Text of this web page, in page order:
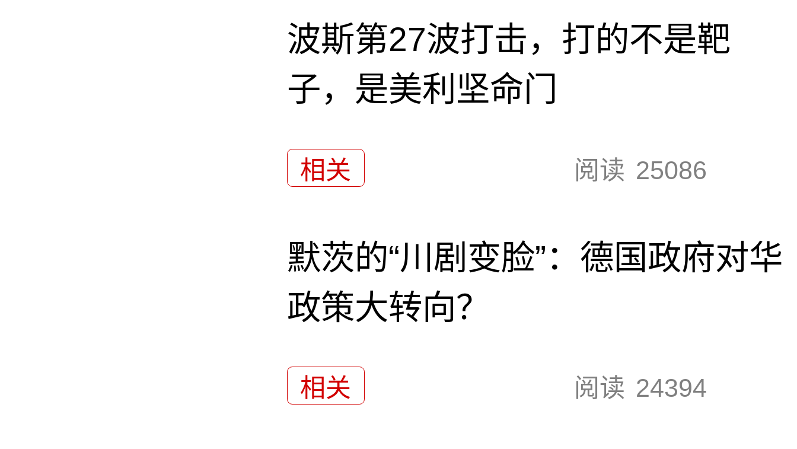
波斯第27波打击，打的不是靶
子，是美利坚命门
相关 阅读 25086
默茨的“川剧变脸”：德国政府对华
政策大转向？
相关 阅读 24394